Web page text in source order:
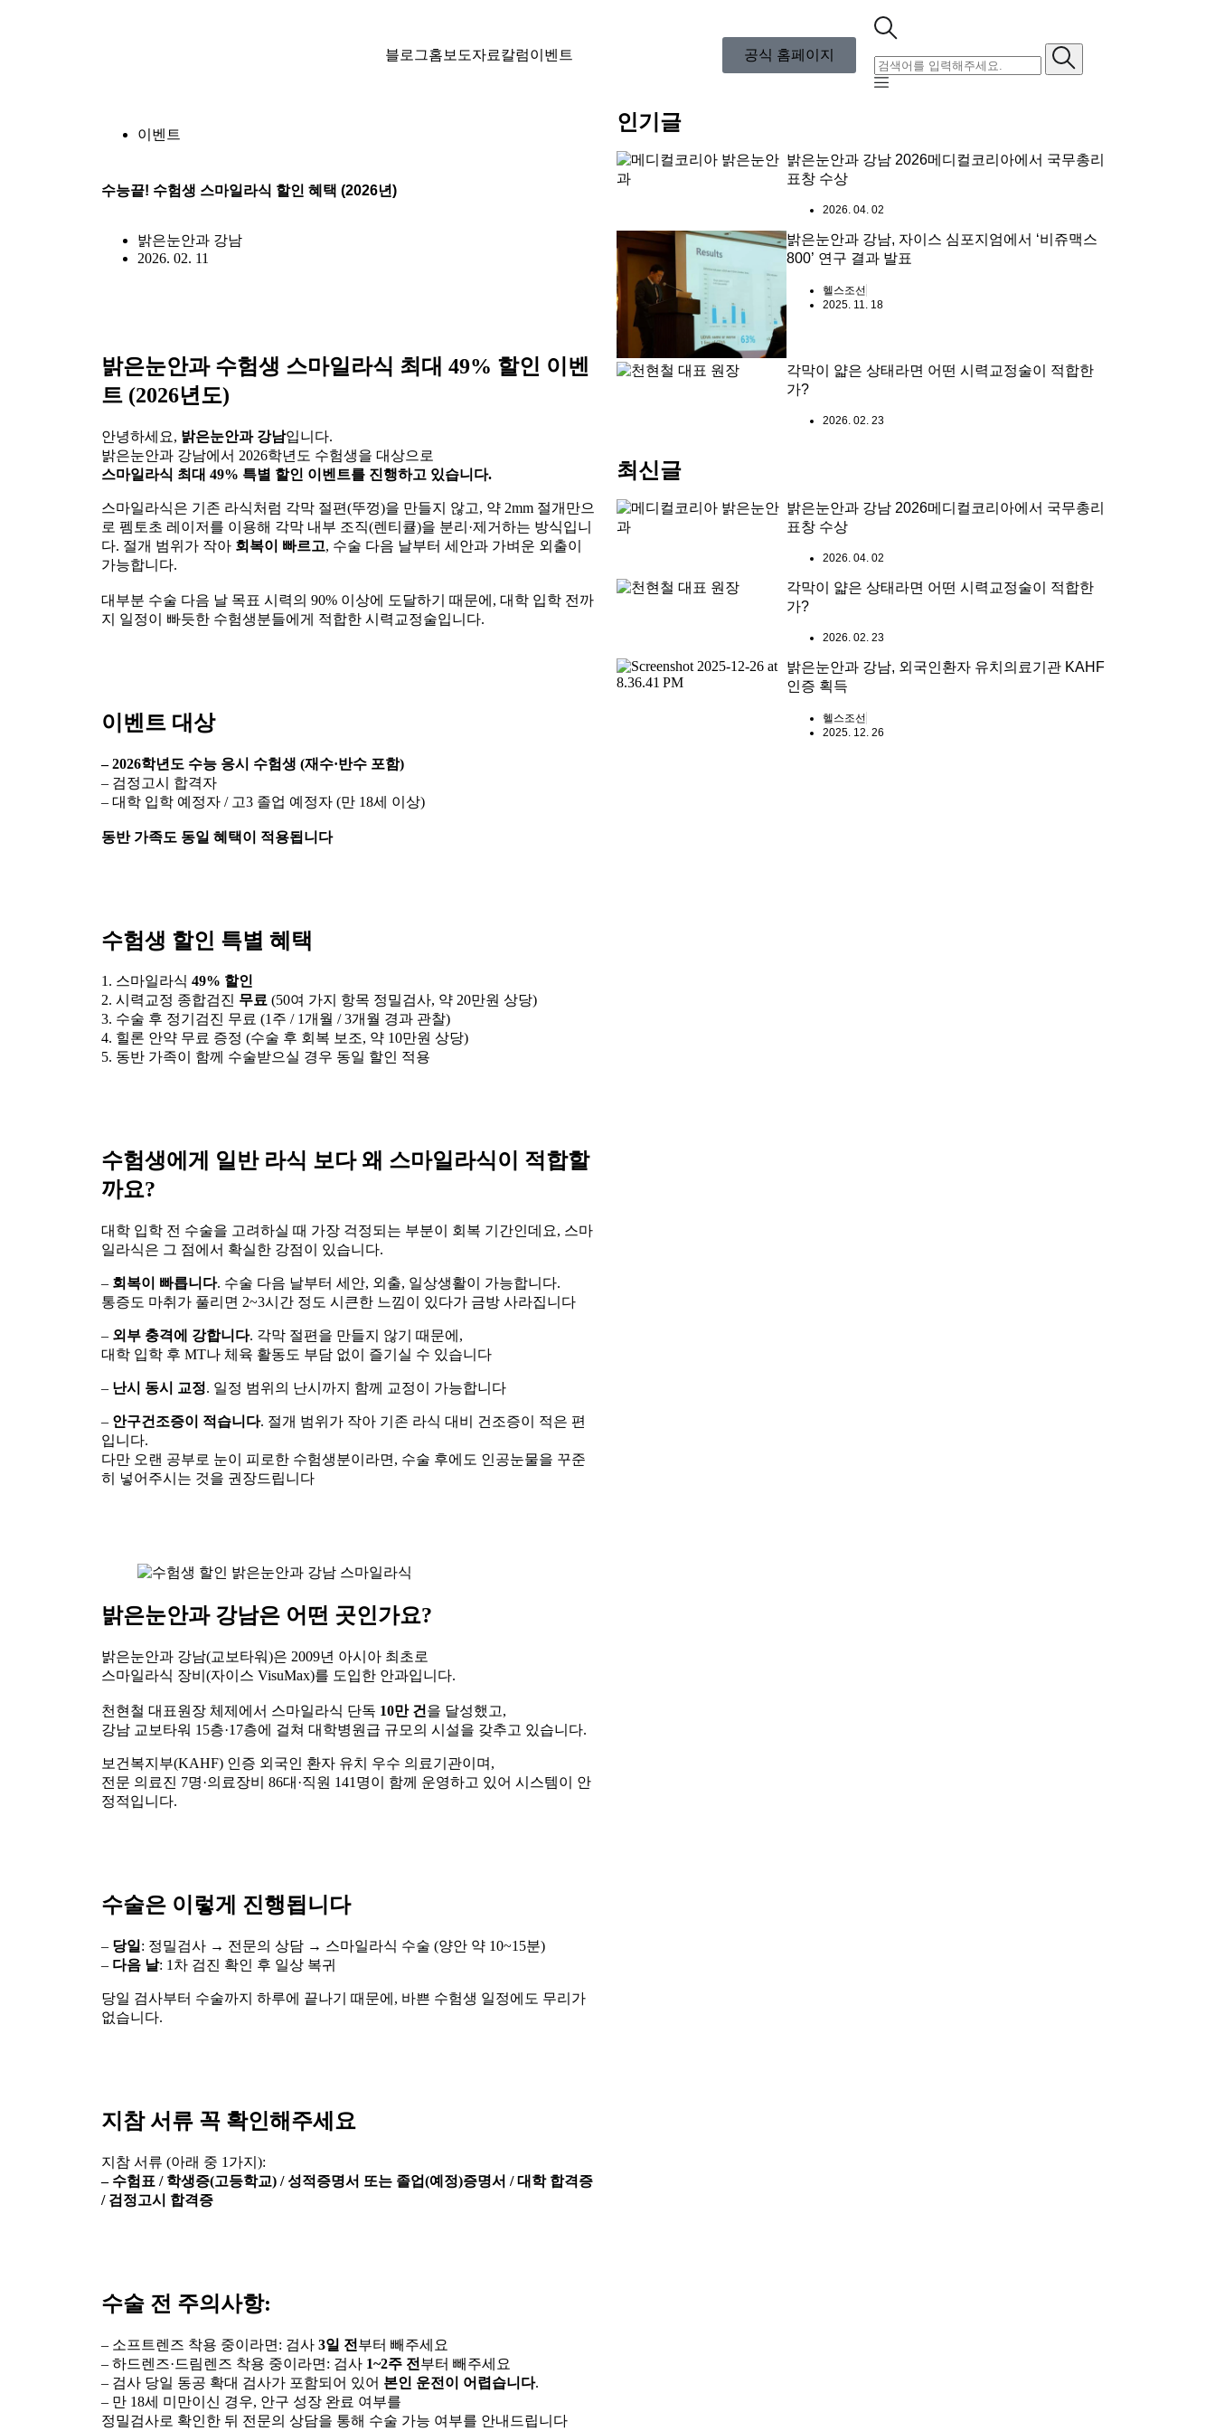
블로그홈 보도자료칼럼이벤트 공식 홈페이지
이벤트
수능끝! 수험생 스마일라식 할인 혜택 (2026년)
밝은눈안과 강남
2026. 02. 11
밝은눈안과 수험생 스마일라식 최대 49% 할인 이벤
트 (2026년도)
안녕하세요, 밝은눈안과 강남입니다.
밝은눈안과 강남에서 2026학년도 수험생을 대상으로
스마일라식 최대 49% 특별 할인 이벤트를 진행하고 있습니다.
스마일라식은 기존 라식처럼 각막 절편(뚜껑)을 만들지 않고, 약 2mm 절개만으
로 펨토초 레이저를 이용해 각막 내부 조직(렌티큘)을 분리·제거하는 방식입니
다. 절개 범위가 작아 회복이 빠르고, 수술 다음 날부터 세안과 가벼운 외출이
가능합니다.
대부분 수술 다음 날 목표 시력의 90% 이상에 도달하기 때문에, 대학 입학 전까
지 일정이 빠듯한 수험생분들에게 적합한 시력교정술입니다.
이벤트 대상
– 2026학년도 수능 응시 수험생 (재수·반수 포함)
– 검정고시 합격자
– 대학 입학 예정자 / 고3 졸업 예정자 (만 18세 이상)
동반 가족도 동일 혜택이 적용됩니다
수험생 할인 특별 혜택
1. 스마일라식 49% 할인
2. 시력교정 종합검진 무료 (50여 가지 항목 정밀검사, 약 20만원 상당)
3. 수술 후 정기검진 무료 (1주 / 1개월 / 3개월 경과 관찰)
4. 힐론 안약 무료 증정 (수술 후 회복 보조, 약 10만원 상당)
5. 동반 가족이 함께 수술받으실 경우 동일 할인 적용
수험생에게 일반 라식 보다 왜 스마일라식이 적합할
까요?
대학 입학 전 수술을 고려하실 때 가장 걱정되는 부분이 회복 기간인데요, 스마
일라식은 그 점에서 확실한 강점이 있습니다.
– 회복이 빠릅니다. 수술 다음 날부터 세안, 외출, 일상생활이 가능합니다.
통증도 마취가 풀리면 2~3시간 정도 시큰한 느낌이 있다가 금방 사라집니다
– 외부 충격에 강합니다. 각막 절편을 만들지 않기 때문에,
대학 입학 후 MT나 체육 활동도 부담 없이 즐기실 수 있습니다
– 난시 동시 교정. 일정 범위의 난시까지 함께 교정이 가능합니다
– 안구건조증이 적습니다. 절개 범위가 작아 기존 라식 대비 건조증이 적은 편
입니다.
다만 오랜 공부로 눈이 피로한 수험생분이라면, 수술 후에도 인공눈물을 꾸준
히 넣어주시는 것을 권장드립니다
밝은눈안과 강남은 어떤 곳인가요?
밝은눈안과 강남(교보타워)은 2009년 아시아 최초로
스마일라식 장비(자이스 VisuMax)를 도입한 안과입니다.
천현철 대표원장 체제에서 스마일라식 단독 10만 건 을 달성했고,
강남 교보타워 15층·17층에 걸쳐 대학병원급 규모의 시설을 갖추고 있습니다.
보건복지부(KAHF) 인증 외국인 환자 유치 우수 의료기관이며,
전문 의료진 7명·의료장비 86대·직원 141명이 함께 운영하고 있어 시스템이 안
정적입니다.
수술은 이렇게 진행됩니다
– 당일 : 정밀검사 → 전문의 상담 → 스마일라식 수술 (양안 약 10~15분)
– 다음 날: 1차 검진 확인 후 일상 복귀
당일 검사부터 수술까지 하루에 끝나기 때문에, 바쁜 수험생 일정에도 무리가
없습니다.
지참 서류 꼭 확인해주세요
지참 서류 (아래 중 1가지):
– 수험표 / 학생증(고등학교) / 성적증명서 또는 졸업(예정)증명서 / 대학 합격증
/ 검정고시 합격증
수술 전 주의사항:
– 소프트렌즈 착용 중이라면: 검사 3일 전 부터 빼주세요
– 하드렌즈·드림렌즈 착용 중이라면: 검사 1~2주 전 부터 빼주세요
– 검사 당일 동공 확대 검사가 포함되어 있어 본인 운전이 어렵습니다.
– 만 18세 미만이신 경우, 안구 성장 완료 여부를
정밀검사로 확인한 뒤 전문의 상담을 통해 수술 가능 여부를 안내드립니다
인기글
밝은눈안과 강남 2026메디컬코리아에서 국무총리
표창 수상
2026. 04. 02
밝은눈안과 강남, 자이스 심포지엄에서 ‘비쥬맥스
800’ 연구 결과 발표
헬스조선
2025. 11. 18
각막이 얇은 상태라면 어떤 시력교정술이 적합한
가?
2026. 02. 23
최신글
밝은눈안과 강남 2026메디컬코리아에서 국무총리
표창 수상
2026. 04. 02
각막이 얇은 상태라면 어떤 시력교정술이 적합한
가?
2026. 02. 23
밝은눈안과 강남, 외국인환자 유치의료기관 KAHF
인증 획득
헬스조선
2025. 12. 26